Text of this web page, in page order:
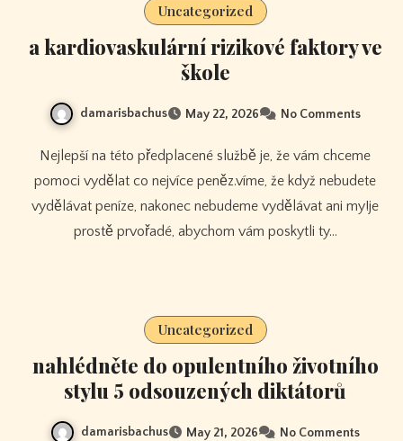
Uncategorized
a kardiovaskulární rizikové faktory ve
škole
damarisbachus May 22, 2026 No Comments
Nejlepší na této předplacené službě je, že vám chceme
pomoci vydělat co nejvíce peněz.víme, že když nebudete
vydělávat peníze, nakonec nebudeme vydělávat ani my!je
prostě prvořadé, abychom vám poskytli ty…
Uncategorized
nahlédněte do opulentního životního
stylu 5 odsouzených diktátorů
damarisbachus May 21, 2026 No Comments